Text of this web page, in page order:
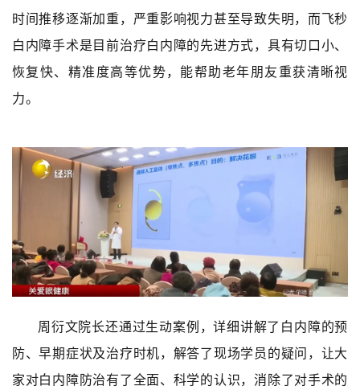
时间推移逐渐加重，严重影响视力甚至导致失明，而飞秒
白内障手术是目前治疗白内障的先进方式，具有切口小、
恢复快、精准度高等优势，能帮助老年朋友重获清晰视
力。
周衍文院长还通过生动案例，详细讲解了白内障的预
防、早期症状及治疗时机，解答了现场学员的疑问，让大
家对白内障防治有了全面、科学的认识，消除了对手术的